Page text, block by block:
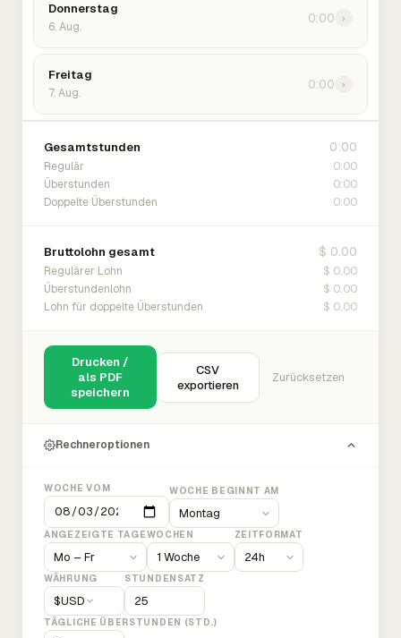
Donnerstag
6. Aug.
0:00 ›
Freitag
7. Aug.
0:00 ›
Gesamtstunden 0:00
Regulär 0:00
Überstunden 0:00
Doppelte Überstunden 0:00
Bruttolohn gesamt $ 0.00
Regulärer Lohn $ 0.00
Überstundenlohn $ 0.00
Lohn für doppelte Überstunden $ 0.00
Drucken /
als PDF
speichern
CSV
exportieren
Zurücksetzen
Rechneroptionen
WOCHE VOM WOCHE BEGINNT AM
ANGEZEIGTE TAGEWOCHEN ZEITFORMAT
WÄHRUNG
$USD
STUNDENSATZ
TÄGLICHE ÜBERSTUNDEN (STD.)